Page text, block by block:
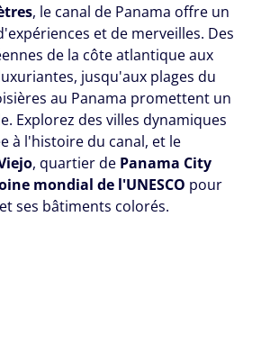
, le canal de Panama offre un
et de merveilles. Des
de la côte atlantique aux
jusqu'aux plages du
au Panama promettent un
Explorez des villes dynamiques
à l'histoire du canal, et le
, quartier de Panama City
mondial de l'UNESCO pour
ses bâtiments colorés.